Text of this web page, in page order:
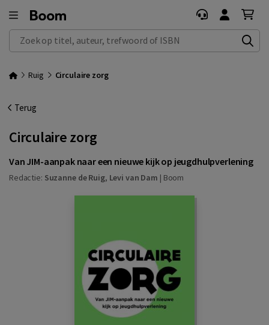
Zoek op titel, auteur, trefwoord of ISBN
Ruig Circulaire zorg
Terug
Circulaire zorg
Van JIM-aanpak naar een nieuwe kijk op jeugdhulpverlening
Redactie: Suzanne de Ruig, Levi van Dam | Boom